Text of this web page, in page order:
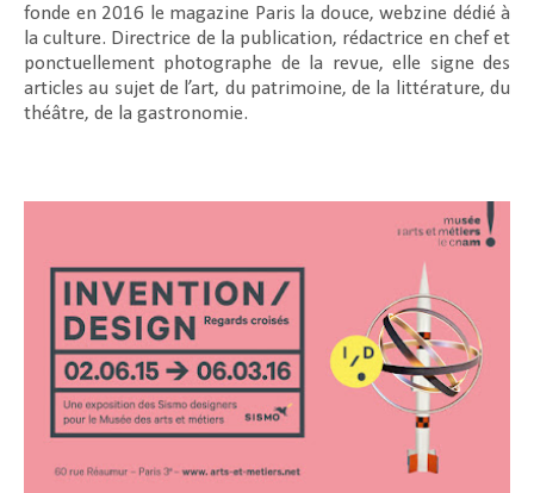
fonde en 2016 le magazine Paris la douce, webzine dédié à
la culture. Directrice de la publication, rédactrice en chef et
ponctuellement photographe de la revue, elle signe des
articles au sujet de l’art, du patrimoine, de la littérature, du
théâtre, de la gastronomie.